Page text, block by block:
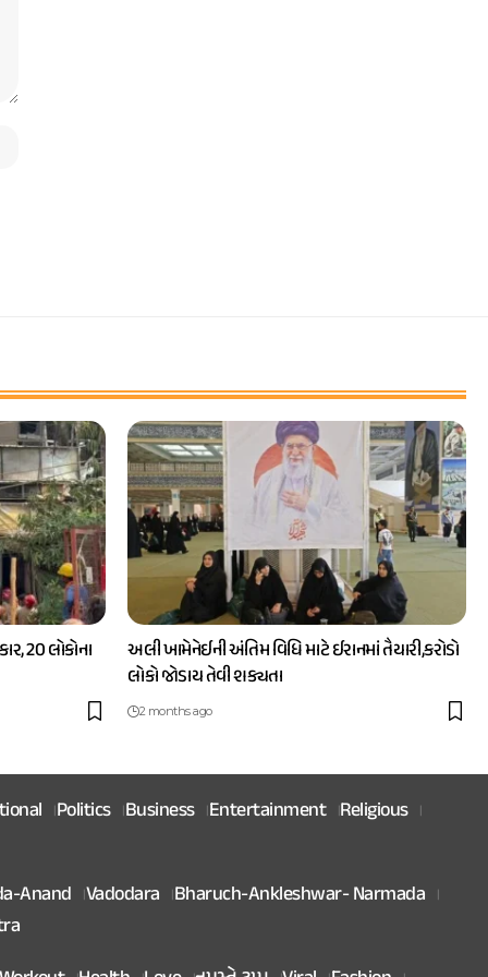
20 લોકોના
અલી ખામેનેઈની અંતિમ વિધિ માટે ઈરાનમાં તૈયારી,કરોડો
લોકો જોડાય તેવી શક્યતા
2 months ago
Politics Business Entertainment Religious
Anand Vadodara Bharuch-Ankleshwar- Narmada